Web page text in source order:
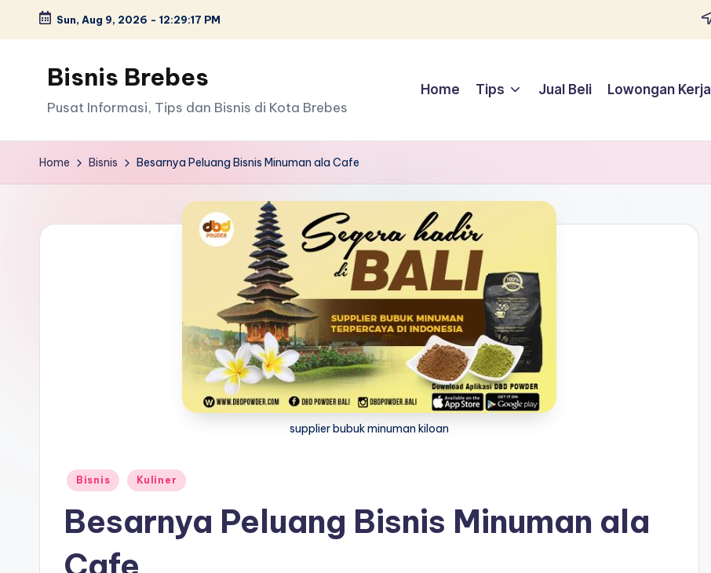
Skip
content
Sun, Aug 9, 2026 - 12:29:18 PM
Bisnis Brebes
Pusat Informasi, Tips dan Bisnis di Kota Brebes
Home Tips Jual Beli Lowongan Kerja
Home Bisnis Besarnya Peluang Bisnis Minuman ala Cafe
supplier bubuk minuman kiloan
Posted
Bisnis Kuliner
Besarnya Peluang Bisnis Minuman ala